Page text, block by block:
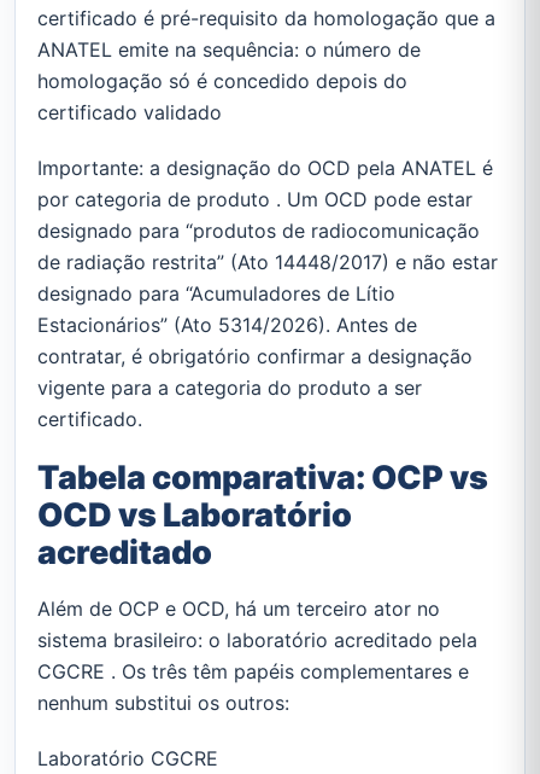
certificado é pré-requisito da homologação que a
ANATEL emite na sequência: o número de
homologação só é concedido depois do
certificado validado
Importante: a designação do OCD pela ANATEL é
por categoria de produto . Um OCD pode estar
designado para “produtos de radiocomunicação
de radiação restrita” (Ato 14448/2017) e não estar
designado para “Acumuladores de Lítio
Estacionários” (Ato 5314/2026). Antes de
contratar, é obrigatório confirmar a designação
vigente para a categoria do produto a ser
certificado.
Tabela comparativa: OCP vs
OCD vs Laboratório
acreditado
Além de OCP e OCD, há um terceiro ator no
sistema brasileiro: o laboratório acreditado pela
CGCRE . Os três têm papéis complementares e
nenhum substitui os outros:
Laboratório CGCRE